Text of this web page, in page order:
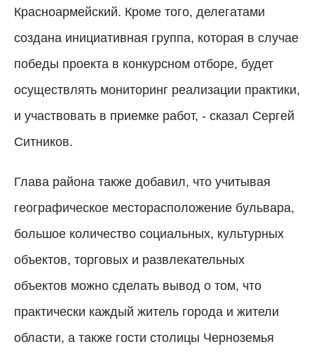
Красноармейский. Кроме того, делегатами
создана инициативная группа, которая в случае
победы проекта в конкурсном отборе, будет
осуществлять мониторинг реализации практики,
и участвовать в приемке работ, - сказал Сергей
Ситников.
Глава района также добавил, что учитывая
географическое месторасположение бульвара,
большое количество социальных, культурных
объектов, торговых и развлекательных
объектов можно сделать вывод о том, что
практически каждый житель города и жители
области, а также гости столицы Черноземья